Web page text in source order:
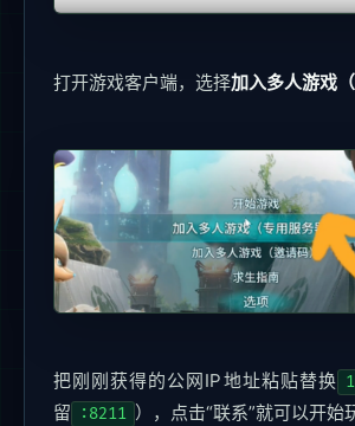
打开游戏客户端，选择加入多人游戏
把刚刚获得的公网IP地址粘贴替换
留
:8211 ），点击“联系”就可以开始